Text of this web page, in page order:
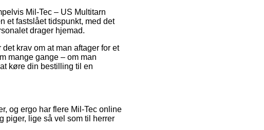
Mil-Tec – US Multitarn
et fastslået tidspunkt, med det
drager hjemad.
krav om at man aftager for et
mange gange – om man
køre din bestilling til en
og ergo har flere Mil-Tec online
piger, lige så vel som til herrer